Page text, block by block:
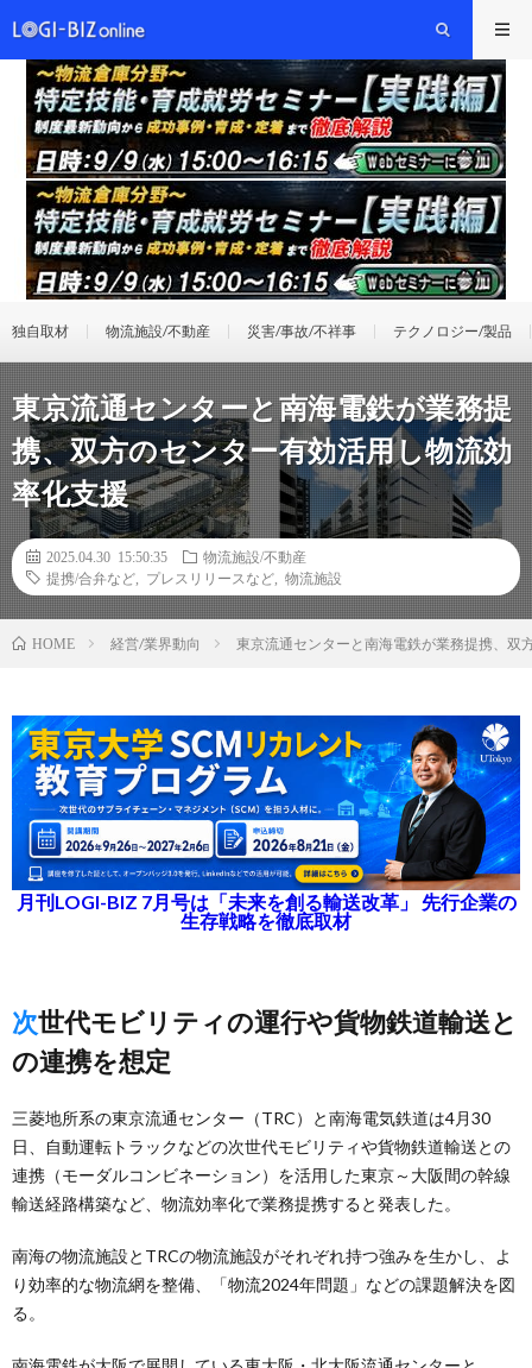
独自取材 物流施設/不動産 災害/事故/不祥事 テクノロジー/製品
東京流通センターと南海電鉄が業務提
携、双方のセンター有効活用し物流効
率化支援
2025.04.30 15:50:35
物流施設/不動産
提携/合弁など
プレスリリースなど 物流施設
HOME 経営/業界動向 東京流通センターと南海電鉄が業務提携、双
月刊LOGI-BIZ 7月号は「未来を創る輸送改革」 先行企業の
生存戦略を徹底取材
次世代モビリティの運行や貨物鉄道輸送と
の連携を想定
三菱地所系の東京流通センター（TRC）と南海電気鉄道は4月30
日、自動運転トラックなどの次世代モビリティや貨物鉄道輸送との
連携（モーダルコンビネーション）を活用した東京～大阪間の幹線
輸送経路構築など、物流効率化で業務提携すると発表した。
南海の物流施設とTRCの物流施設がそれぞれ持つ強みを生かし、よ
り効率的な物流網を整備、「物流2024年問題」などの課題解決を図
る。